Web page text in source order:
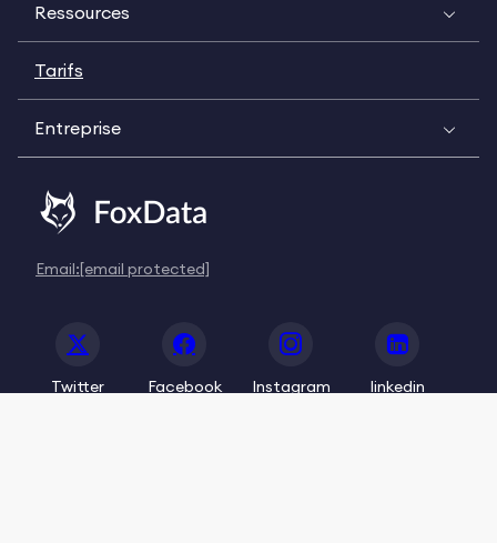
Ressources
Tarifs
Entreprise
Email:[email protected]
Twitter Facebook Instagram linkedin